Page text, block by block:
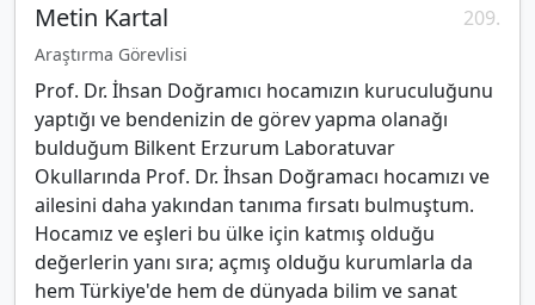
Metin Kartal
Araştırma Görevlisi
209.
Prof. Dr. İhsan Doğramıcı hocamızın kuruculuğunu
yaptığı ve bendenizin de görev yapma olanağı
bulduğum Bilkent Erzurum Laboratuvar
Okullarında Prof. Dr. İhsan Doğramacı hocamızı ve
ailesini daha yakından tanıma fırsatı bulmuştum.
Hocamız ve eşleri bu ülke için katmış olduğu
değerlerin yanı sıra; açmış olduğu kurumlarla da
hem Türkiye'de hem de dünyada bilim ve sanat